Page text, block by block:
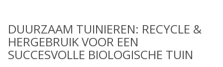
DUURZAAM TUINIEREN: RECYCLE &
HERGEBRUIK VOOR EEN
SUCCESVOLLE BIOLOGISCHE TUIN